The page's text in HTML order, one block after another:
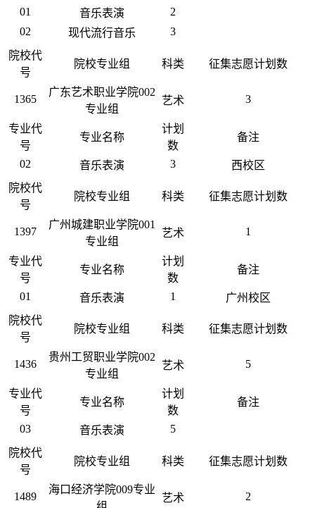
01 音乐表演
2
02
现代流行音乐
3
院校代
号
院校专业组 科类 征集志愿计划数
1365
广东艺术职业学院002
专业组
艺术 3
专业代
号
专业名称
计划
数
备注
02 音乐表演 3
西校区
院校代
号
院校专业组 科类 征集志愿计划数
1397
广州城建职业学院001
专业组
艺术 1
专业代
号
专业名称
计划
数
备注
01 音乐表演 1
广州校区
院校代
号
院校专业组 科类 征集志愿计划数
1436
贵州工贸职业学院002
专业组
艺术 5
专业代
号
专业名称
计划
数
备注
03 音乐表演
5
院校代
号
院校专业组 科类 征集志愿计划数
1489
海口经济学院009专业
艺术 2